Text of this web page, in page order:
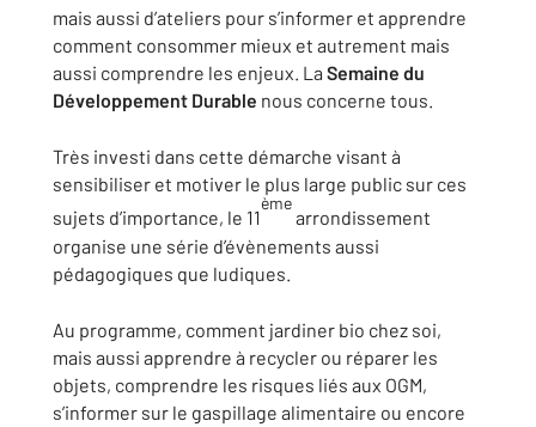
mais aussi d’ateliers pour s’informer et apprendre
comment consommer mieux et autrement mais
aussi comprendre les enjeux. La Semaine du
Développement Durable nous concerne tous.
Très investi dans cette démarche visant à
sensibiliser et motiver le plus large public sur ces
sujets d’importance, le 11
ème
arrondissement
organise une série d’évènements aussi
pédagogiques que ludiques.
Au programme, comment jardiner bio chez soi,
mais aussi apprendre à recycler ou réparer les
objets, comprendre les risques liés aux OGM,
s’informer sur le gaspillage alimentaire ou encore